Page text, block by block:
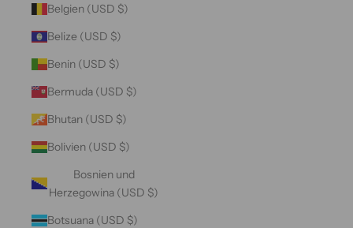
Belgien (USD $)
Belize (USD $)
Benin (USD $)
Bermuda (USD $)
Bhutan (USD $)
Bolivien (USD $)
Bosnien und
Herzegowina (USD $)
Botsuana (USD $)